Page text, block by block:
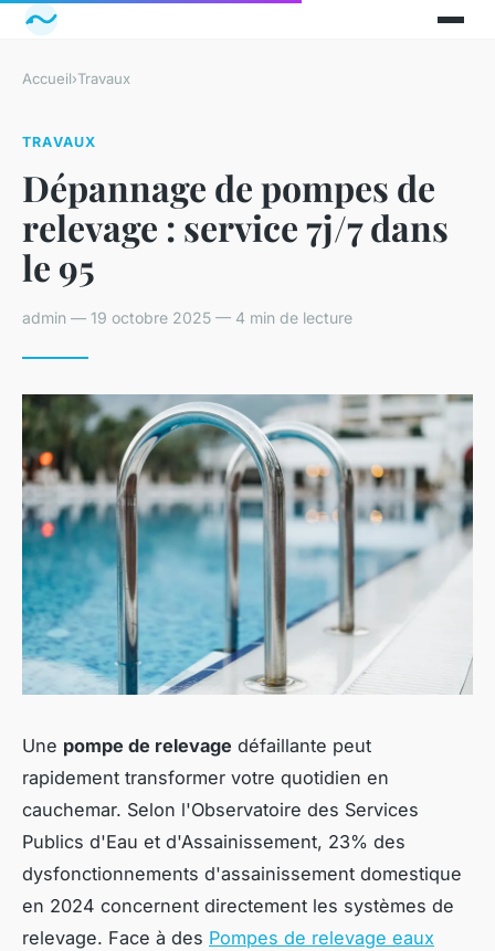
Accueil›Travaux
TRAVAUX
Dépannage de pompes de
relevage : service 7j/7 dans
le 95
admin — 19 octobre 2025 — 4 min de lecture
Une pompe de relevage défaillante peut
rapidement transformer votre quotidien en
cauchemar. Selon l'Observatoire des Services
Publics d'Eau et d'Assainissement, 23% des
dysfonctionnements d'assainissement domestique
en 2024 concernent directement les systèmes de
relevage. Face à des Pompes de relevage eaux